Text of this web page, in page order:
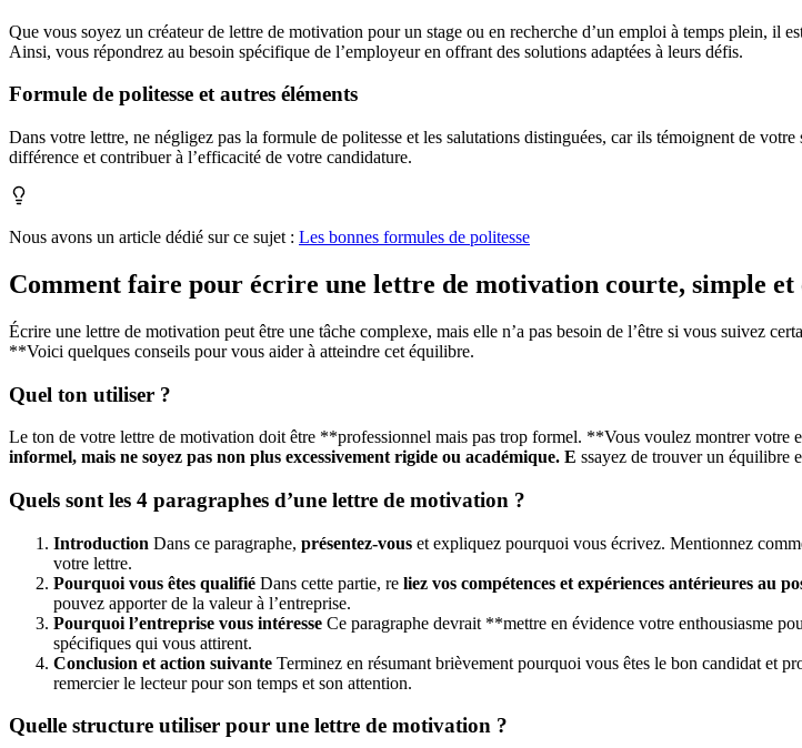
Que vous soyez un créateur de lettre de motivation pour un stage ou en recherche d’un emploi à temps plein, il
Ainsi, vous répondrez au besoin spécifique de l’employeur en offrant des solutions adaptées à leurs défis.
Formule de politesse et autres éléments
Dans votre lettre, ne négligez pas la formule de politesse et les salutations distinguées, car ils témoignent de
différence et contribuer à l’efficacité de votre candidature.
Nous avons un article dédié sur ce sujet : Les bonnes formules de politesse
Comment faire pour écrire une lettre de motivation courte, simple et
Écrire une lettre de motivation peut être une tâche complexe, mais elle n’a pas besoin de l’être si vous suivez
**Voici quelques conseils pour vous aider à atteindre cet équilibre.
Quel ton utiliser ?
Le ton de votre lettre de motivation doit être **professionnel mais pas trop formel. **Vous voulez montrer votre
informel, mais ne soyez pas non plus excessivement rigide ou académique. E ssayez de trouver un équilibre
Quels sont les 4 paragraphes d’une lettre de motivation ?
Introduction Dans ce paragraphe, présentez-vous et expliquez pourquoi vous écrivez. Mentionnez
votre lettre.
Pourquoi vous êtes qualifié Dans cette partie, re liez vos compétences et expériences antérieures au
pouvez apporter de la valeur à l’entreprise.
Pourquoi l’entreprise vous intéresse Ce paragraphe devrait **mettre en évidence votre enthousiasme
spécifiques qui vous attirent.
Conclusion et action suivante Terminez en résumant brièvement pourquoi vous êtes le bon candidat et
remercier le lecteur pour son temps et son attention.
Quelle structure utiliser pour une lettre de motivation ?